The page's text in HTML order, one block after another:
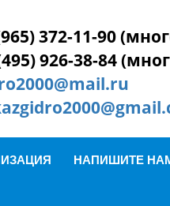
372-11-90
926-38-84
НАПИШИТЕ